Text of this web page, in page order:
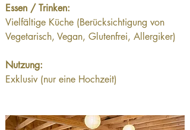
Essen / Trinken:
Vielfältige Küche (Berücksichtigung von
Vegetarisch, Vegan, Glutenfrei, Allergiker)
Nutzung:
Exklusiv (nur eine Hochzeit)